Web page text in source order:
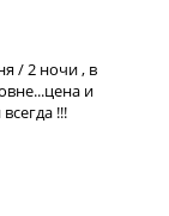
/ 2 ночи , в
и
!!!